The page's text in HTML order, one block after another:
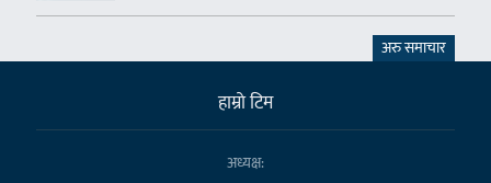
अरु समाचार
हाम्राे टिम
अध्यक्ष: